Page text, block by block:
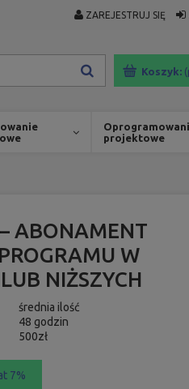
ZAREJESTRUJ SIĘ
Koszyk:
projektowe
ABONAMENT
W
NIŻSZYCH
średnia ilość
48 godzin
500zł
7%